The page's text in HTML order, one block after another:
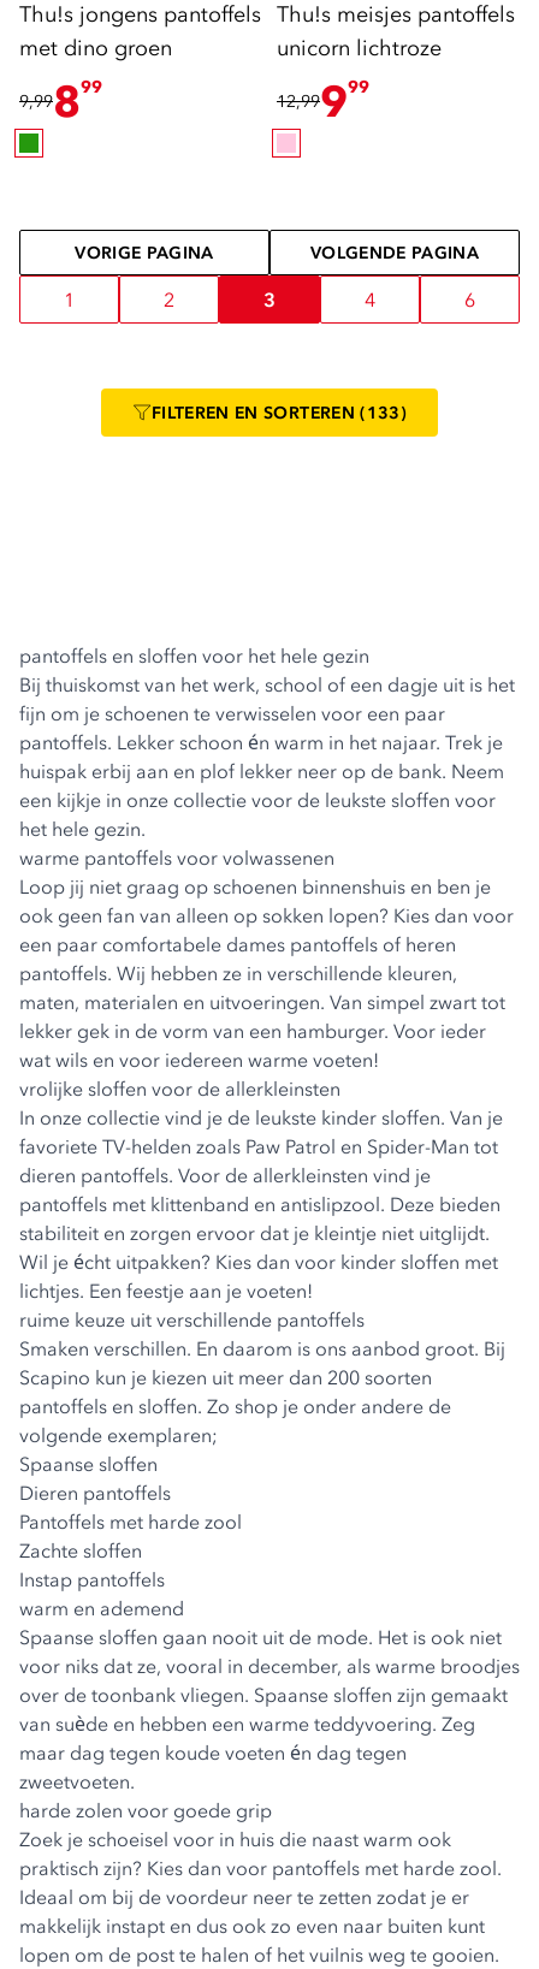
Thu!s jongens pantoffels
met dino groen
9,99899
Thu!s meisjes pantoffels
unicorn lichtroze
12,99999
VORIGE PAGINA VOLGENDE PAGINA
1 2 3 4 6
FILTEREN EN SORTEREN (133)
pantoffels en sloffen voor het hele gezin
Bij thuiskomst van het werk, school of een dagje uit is het
fijn om je schoenen te verwisselen voor een paar
pantoffels. Lekker schoon én warm in het najaar. Trek je
huispak erbij aan en plof lekker neer op de bank. Neem
een kijkje in onze collectie voor de leukste sloffen voor
het hele gezin.
warme pantoffels voor volwassenen
Loop jij niet graag op schoenen binnenshuis en ben je
ook geen fan van alleen op sokken lopen? Kies dan voor
een paar comfortabele dames pantoffels of heren
pantoffels. Wij hebben ze in verschillende kleuren,
maten, materialen en uitvoeringen. Van simpel zwart tot
lekker gek in de vorm van een hamburger. Voor ieder
wat wils en voor iedereen warme voeten!
vrolijke sloffen voor de allerkleinsten
In onze collectie vind je de leukste kinder sloffen. Van je
favoriete TV-helden zoals Paw Patrol en Spider-Man tot
dieren pantoffels. Voor de allerkleinsten vind je
pantoffels met klittenband en antislipzool. Deze bieden
stabiliteit en zorgen ervoor dat je kleintje niet uitglijdt.
Wil je écht uitpakken? Kies dan voor kinder sloffen met
lichtjes. Een feestje aan je voeten!
ruime keuze uit verschillende pantoffels
Smaken verschillen. En daarom is ons aanbod groot. Bij
Scapino kun je kiezen uit meer dan 200 soorten
pantoffels en sloffen. Zo shop je onder andere de
volgende exemplaren;
Spaanse sloffen
Dieren pantoffels
Pantoffels met harde zool
Zachte sloffen
Instap pantoffels
warm en ademend
Spaanse sloffen gaan nooit uit de mode. Het is ook niet
voor niks dat ze, vooral in december, als warme broodjes
over de toonbank vliegen. Spaanse sloffen zijn gemaakt
van suède en hebben een warme teddyvoering. Zeg
maar dag tegen koude voeten én dag tegen
zweetvoeten.
harde zolen voor goede grip
Zoek je schoeisel voor in huis die naast warm ook
praktisch zijn? Kies dan voor pantoffels met harde zool.
Ideaal om bij de voordeur neer te zetten zodat je er
makkelijk instapt en dus ook zo even naar buiten kunt
lopen om de post te halen of het vuilnis weg te gooien.